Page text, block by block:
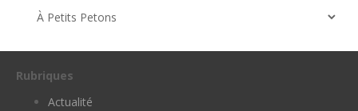
Rubriques
Actualité